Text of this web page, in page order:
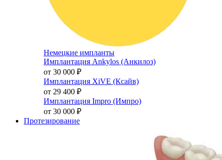
Немецкие импланты
Имплантация Ankylos (Анкилоз)
от 30 000 ₽
Имплантация XiVE (Ксайв)
от 29 400 ₽
Имплантация Impro (Импро)
от 30 000 ₽
Протезирование